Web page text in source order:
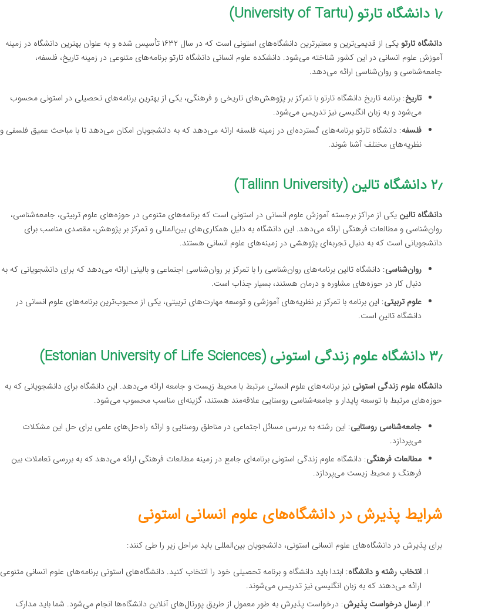
۱٫ دانشگاه تارتو (University of Tartu)
دانشگاه تارتو
یکی از قدیمی‌ترین و معتبرترین دانشگاه‌های استونی است که در سال ۱۶۳۲ تأسیس شده و به عنوان بهترین دانشگاه در زمینه
آموزش علوم انسانی در این کشور شناخته می‌شود. دانشکده علوم انسانی دانشگاه تارتو برنامه‌های متنوعی در زمینه تاریخ، فلسفه،
جامعه‌شناسی و روان‌شناسی ارائه می‌دهد.
تاریخ: برنامه تاریخ دانشگاه تارتو با تمرکز بر پژوهش‌های تاریخی و فرهنگی، یکی از بهترین برنامه‌های تحصیلی در استونی محسوب
می‌شود و به زبان انگلیسی نیز تدریس می‌شود.
فلسفه: دانشگاه تارتو برنامه‌های گسترده‌ای در زمینه فلسفه ارائه می‌دهد که به دانشجویان امکان می‌دهد تا با مباحث عمیق فلسفی و
نظریه‌های مختلف آشنا شوند.
۲٫ دانشگاه تالین (Tallinn University)
دانشگاه تالین یکی از مراکز برجسته آموزش علوم انسانی در استونی است که برنامه‌های متنوعی در حوزه‌های علوم تربیتی، جامعه‌شناسی،
روان‌شناسی و مطالعات فرهنگی ارائه می‌دهد. این دانشگاه به دلیل همکاری‌های بین‌المللی و تمرکز بر پژوهش، مقصدی مناسب برای
دانشجویانی است که به دنبال تجربه‌ای پژوهشی در زمینه‌های علوم انسانی هستند.
روان‌شناسی: دانشگاه تالین برنامه‌های روان‌شناسی را با تمرکز بر روان‌شناسی اجتماعی و بالینی ارائه می‌دهد که برای دانشجویانی که به
دنبال کار در حوزه‌های مشاوره و درمان هستند، بسیار جذاب است.
علوم تربیتی: این برنامه با تمرکز بر نظریه‌های آموزشی و توسعه مهارت‌های تربیتی، یکی از محبوب‌ترین برنامه‌های علوم انسانی در
دانشگاه تالین است.
۳٫ دانشگاه علوم زندگی استونی (Estonian University of Life Sciences)
دانشگاه علوم زندگی استونی نیز برنامه‌های علوم انسانی مرتبط با محیط زیست و جامعه ارائه می‌دهد. این دانشگاه برای دانشجویانی که به
حوزه‌های مرتبط با توسعه پایدار و جامعه‌شناسی روستایی علاقه‌مند هستند، گزینه‌ای مناسب محسوب می‌شود.
جامعه‌شناسی روستایی: این رشته به بررسی مسائل اجتماعی در مناطق روستایی و ارائه راه‌حل‌های علمی برای حل این مشکلات
می‌پردازد.
مطالعات فرهنگی: دانشگاه علوم زندگی استونی برنامه‌ای جامع در زمینه مطالعات فرهنگی ارائه می‌دهد که به بررسی تعاملات بین
فرهنگ و محیط زیست می‌پردازد.
شرایط پذیرش در دانشگاه‌های علوم انسانی استونی
برای پذیرش در دانشگاه‌های علوم انسانی استونی، دانشجویان بین‌المللی باید مراحل زیر را طی کنند:
انتخاب رشته و دانشگاه: ابتدا باید دانشگاه و برنامه تحصیلی خود را انتخاب کنید. دانشگاه‌های استونی برنامه‌های علوم انسانی متنوعی
ارائه می‌دهند که به زبان انگلیسی نیز تدریس می‌شوند.
ارسال درخواست پذیرش: درخواست پذیرش به طور معمول از طریق پورتال‌های آنلاین دانشگاه‌ها انجام می‌شود. شما باید مدارک